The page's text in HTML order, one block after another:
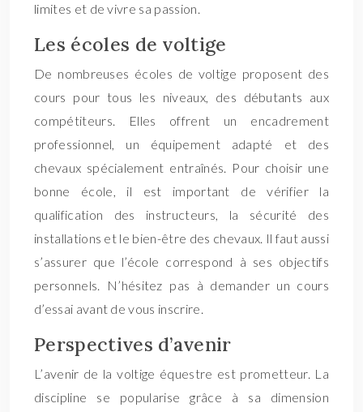
limites et de vivre sa passion.
Les écoles de voltige
De nombreuses écoles de voltige proposent des
cours pour tous les niveaux, des débutants aux
compétiteurs. Elles offrent un encadrement
professionnel, un équipement adapté et des
chevaux spécialement entraînés. Pour choisir une
bonne école, il est important de vérifier la
qualification des instructeurs, la sécurité des
installations et le bien-être des chevaux. Il faut aussi
s’assurer que l’école correspond à ses objectifs
personnels. N’hésitez pas à demander un cours
d’essai avant de vous inscrire.
Perspectives d’avenir
L’avenir de la voltige équestre est prometteur. La
discipline se popularise grâce à sa dimension